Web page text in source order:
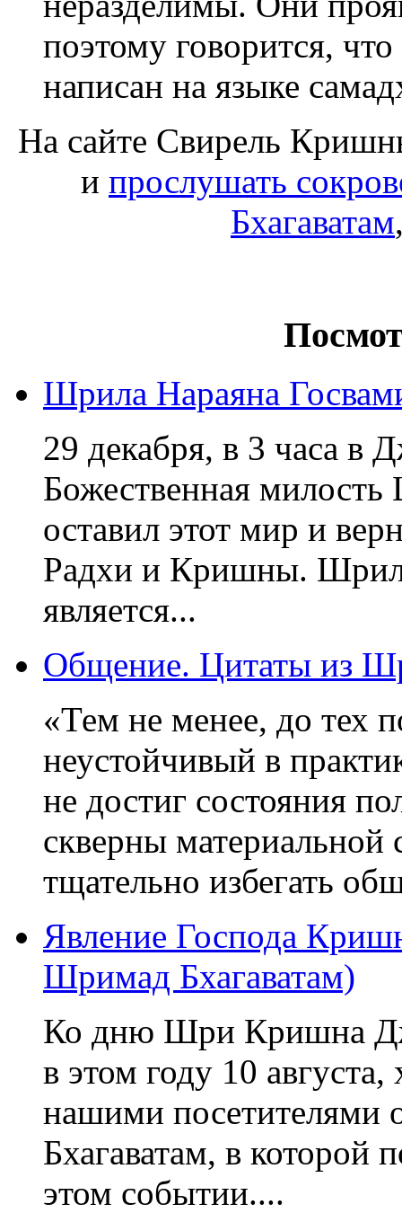
поэтому говорится,
написан на языке
На сайте Свирель
и прослушать
Бхагаватам
Шрила Нараяна
29 декабря, в 3 часа в
Божественная
оставил этот мир и
Радхи и Кришны.
является...
Общение. Цитаты из
«Тем не менее, до тех
неустойчивый в
не достиг состояния
скверны материальной
тщательно избегать
Явление Господа
Шримад Бхагаватам)
Ко дню Шри Кришна
в этом году 10
нашими посетителями
Бхагаватам, в которой
этом событии....